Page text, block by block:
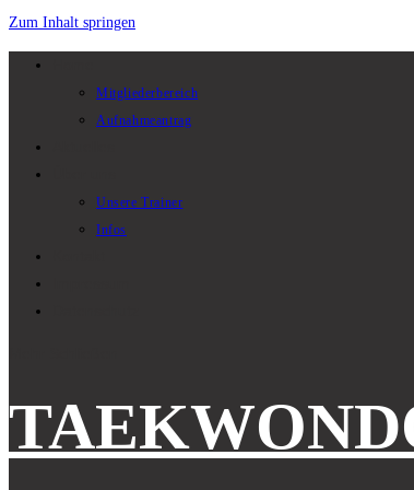
Zum Inhalt springen
Mitgliederbereich
Aufnahmeantrag
Unsere Trainer
Infos